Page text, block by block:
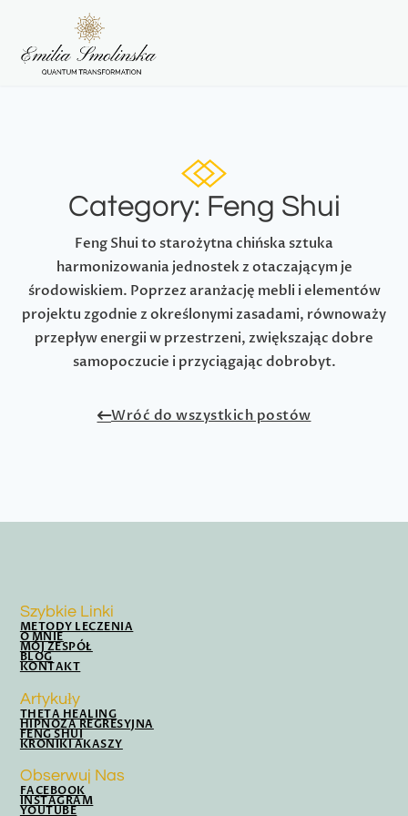
Category: Feng Shui
Feng Shui to starożytna chińska sztuka
harmonizowania jednostek z otaczającym je
środowiskiem. Poprzez aranżację mebli i elementów
projektu zgodnie z określonymi zasadami, równoważy
przepływ energii w przestrzeni, zwiększając dobre
samopoczucie i przyciągając dobrobyt.
Wróć do wszystkich postów
Szybkie Linki
METODY LECZENIA
O MNIE
MÓJ ZESPÓŁ
BLOG
KONTAKT
Artykuły
THETA HEALING
HIPNOZA REGRESYJNA
FENG SHUI
KRONIKI AKASZY
Obserwuj Nas
FACEBOOK
INSTAGRAM
YOUTUBE